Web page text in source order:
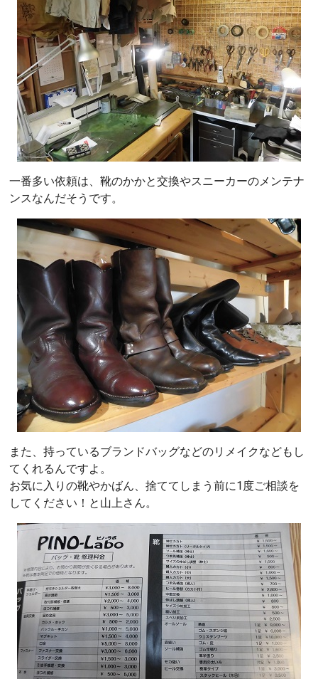
一番多い依頼は、靴のかかと交換やスニーカーのメンテナ
ンスなんだそうです。
また、持っているブランドバッグなどのリメイクなどもし
てくれるんですよ。
お気に入りの靴やかばん、捨ててしまう前に1度ご相談を
してください！と山上さん。